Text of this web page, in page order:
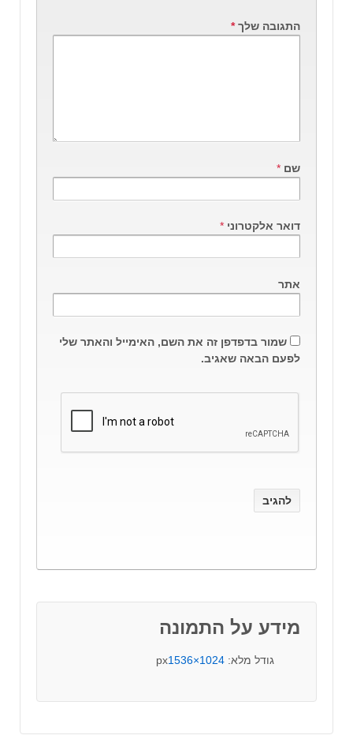
התגובה שלך*
שם *
דואר אלקטרוני *
אתר
שמור בדפדפן זה את השם, האימייל והאתר שלי
לפעם הבאה שאגיב.
מידע על התמונה
גודל מלא: 1024×1536
px